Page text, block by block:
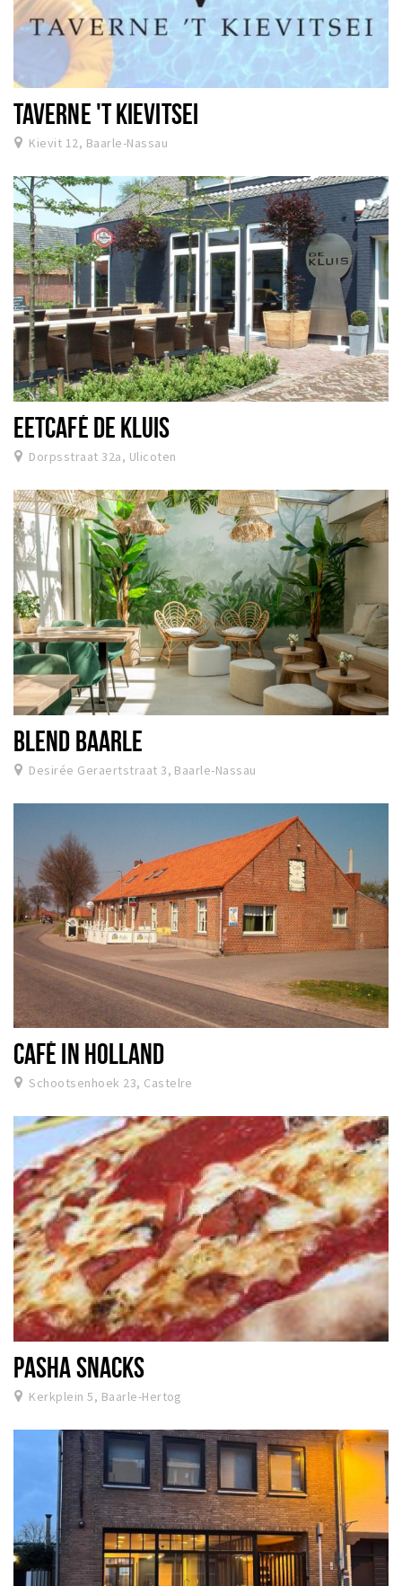
TAVERNE 'T KIEVITSEI
Kievit 12, Baarle-Nassau
EETCAFÉ DE KLUIS
Dorpsstraat 32a, Ulicoten
BLEND BAARLE
Desirée Geraertstraat 3, Baarle-Nassau
CAFÉ IN HOLLAND
Schootsenhoek 23, Castelre
PASHA SNACKS
Kerkplein 5, Baarle-Hertog